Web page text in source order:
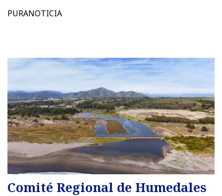
PURANOTICIA
Comité Regional de Humedales